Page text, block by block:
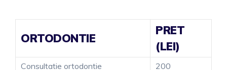
ORTODONTIE
PRET
(LEI)
Consultatie ortodontie 200